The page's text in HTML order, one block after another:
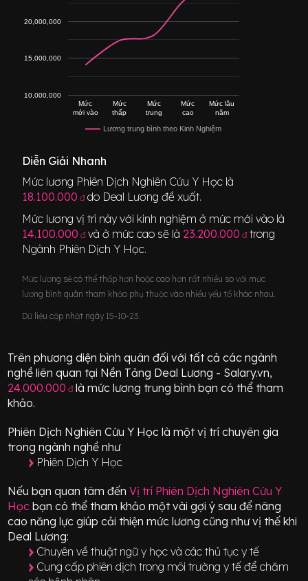
Lương trung bình theo Kinh Nghiệm
Mức
mới vào
Mức
thấp
Mức
trung
Mức
cao
Mức lâu
năm
10,000,000
15,000,000
20,000,000
Diễn Giải Nhanh
Mức lương Phiên Dịch Nghiên Cứu Y Học là
18.100.000 đdo Deal Lương đề xuất.
Mức lương vị trí này với kinh nghiệm ở mức mới vào là
14.100.000 đ và ở mức cao sẽ là 23.200.000 đ trong
Ngành Phiên Dịch Y Học.
Mức lương sẽ có thể thấp hơn hoặc cao hơn rất nhiều so với mức
lương bình quân tham khảo phụ thuộc vào nhiều yếu tố khác nhau.
Dữ liệu cập nhật ngày 15-10-23.
Trên phương diện bình quân đối với tất cả các ngành
nghề liên quan tại Nền Tảng Deal Lương - Salary.vn,
24.000.000 đlà mức lương trung bình bạn có thể tham
khảo.
Phiên Dịch Nghiên Cứu Y Học là một vị tríchuyên gia
trong ngành nghề như
Phiên Dịch Y Học
Nếu bạn quan tâm đến Vị trí Phiên Dịch Nghiên Cứu Y
Học bạn có thể tham khảo một vài gợi ý sau để nâng
cao năng lực giúp cải thiện mức lương cũng như vị thế khi
Deal Lương:
Chuyên về thuật ngữ y học và các thủ tục y tế
Cung cấp phiên dịch trong môi trường y tế để chăm